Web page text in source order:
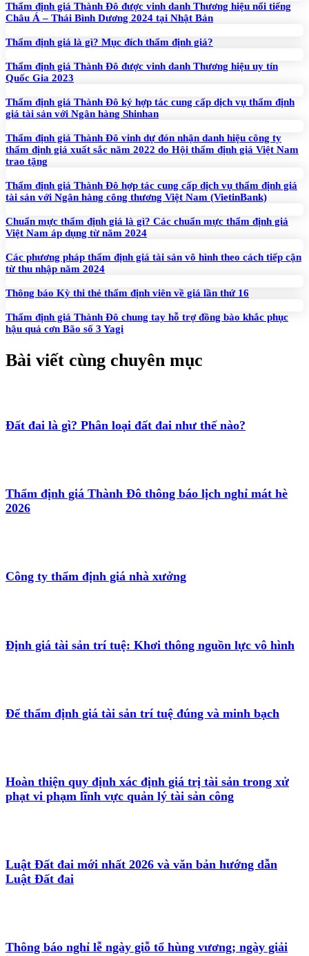
Thẩm định giá Thành Đô được vinh danh Thương hiệu nổi tiếng
Châu Á – Thái Bình Dương 2024 tại Nhật Bản
Thẩm định giá là gì? Mục đích thẩm định giá?
Thẩm định giá Thành Đô được vinh danh Thương hiệu uy tín
Quốc Gia 2023
Thẩm định giá Thành Đô ký hợp tác cung cấp dịch vụ thẩm định
giá tài sản với Ngân hàng Shinhan
Thẩm định giá Thành Đô vinh dự đón nhận danh hiệu công ty
thẩm định giá xuất sắc năm 2022 do Hội thẩm định giá Việt Nam
trao tặng
Thẩm định giá Thành Đô hợp tác cung cấp dịch vụ thẩm định giá
tài sản với Ngân hàng công thương Việt Nam (VietinBank)
Chuẩn mực thẩm định giá là gì? Các chuẩn mực thẩm định giá
Việt Nam áp dụng từ năm 2024
Các phương pháp thẩm định giá tài sản vô hình theo cách tiếp cận
từ thu nhập năm 2024
Thông báo Kỳ thi thẻ thẩm định viên về giá lần thứ 16
Thẩm định giá Thành Đô chung tay hỗ trợ đồng bào khắc phục
hậu quả cơn Bão số 3 Yagi
Bài viết cùng chuyên mục
Đất đai là gì? Phân loại đất đai như thế nào?
Thẩm định giá Thành Đô thông báo lịch nghỉ mát hè
2026
Công ty thẩm định giá nhà xưởng
Định giá tài sản trí tuệ: Khơi thông nguồn lực vô hình
Để thẩm định giá tài sản trí tuệ đúng và minh bạch
Hoàn thiện quy định xác định giá trị tài sản trong xử
phạt vi phạm lĩnh vực quản lý tài sản công
Luật Đất đai mới nhất 2026 và văn bản hướng dẫn
Luật Đất đai
Thông báo nghỉ lễ ngày giỗ tổ hùng vương; ngày giải